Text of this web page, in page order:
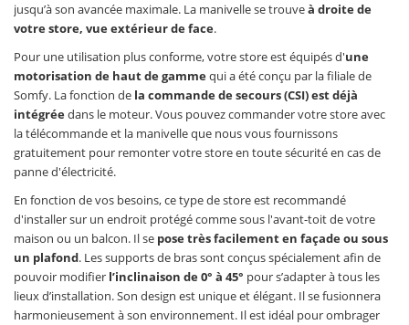
jusqu’à son avancée maximale. La manivelle se trouveà droite de
votre store, vue extérieur de face.
Pour une utilisation plus conforme, votre store est équipés d'une
motorisation de haut de gammequi a été conçu par la filiale de
Somfy. La fonction de la commande de secours (CSI) est déjà
intégréedans le moteur. Vous pouvez commander votre store avec
la télécommande et la manivelle que nous vous fournissons
gratuitement pour remonter votre store en toute sécurité en cas de
panne d'électricité.
En fonction de vos besoins, ce type de store est recommandé
d'installer sur un endroit protégé comme sous l'avant-toit de votre
maison ou un balcon. Il se pose très facilement en façade ou sous
un plafond. Les supports de bras sont conçus spécialement afin de
pouvoir modifier l’inclinaison de 0° à 45° pour s’adapter à tous les
lieux d’installation. Son design est unique et élégant. Il se fusionnera
harmonieusement à son environnement. Il est idéal pour ombrager